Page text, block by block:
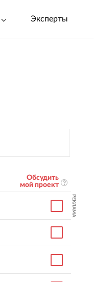
Эксперты
Обсудить
мой проект
РЕКЛАМА